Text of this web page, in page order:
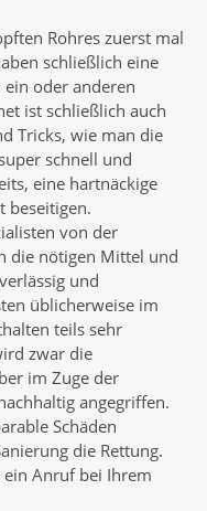
Rohres zuerst mal
schließlich eine
ein oder anderen
ist schließlich auch
Tricks, wie man die
schnell und
eine hartnäckige
beseitigen.
von der
die nötigen Mittel und
und
üblicherweise im
teils sehr
zwar die
im Zuge der
angegriffen.
Schäden
die Rettung.
Anruf bei Ihrem